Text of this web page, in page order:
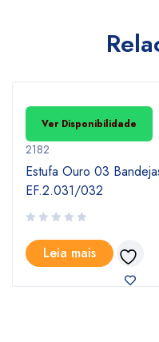
Ver Disponibilidade
2182
Estufa Ouro 03
EF.2.031/032
Leia mais